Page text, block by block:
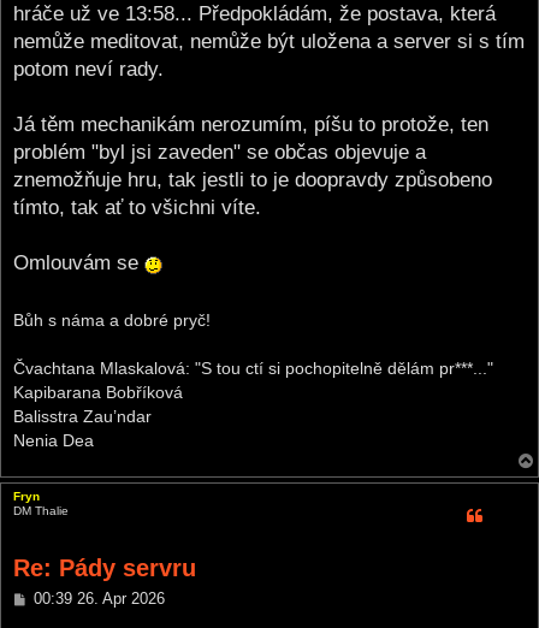
hráče už ve 13:58... Předpokládám, že postava, která
nemůže meditovat, nemůže být uložena a server si s tím
potom neví rady.
Já těm mechanikám nerozumím, píšu to protože, ten
problém "byl jsi zaveden" se občas objevuje a
znemožňuje hru, tak jestli to je doopravdy způsobeno
tímto, tak ať to všichni víte.
Omlouvám se
Bůh s náma a dobré pryč!
Čvachtana Mlaskalová: "S tou ctí si pochopitelně dělám pr***..."
Kapibarana Bobříková
Balisstra Zau’ndar
Nenia Dea
Fryn
DM Thalie
Re: Pády servru
P00:39 26. Apr 2026